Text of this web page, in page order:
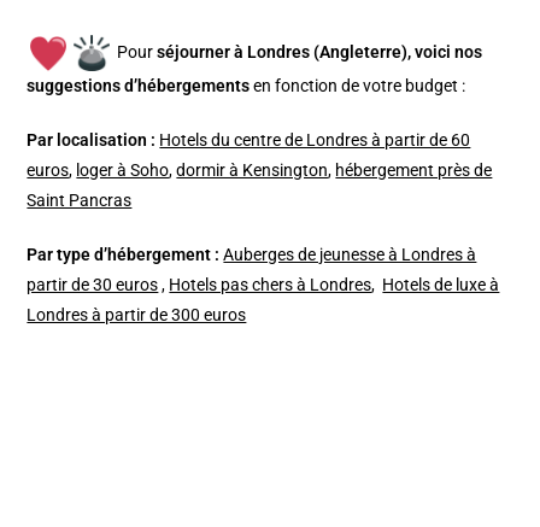
Pourséjourner à Londres (Angleterre), voici nos
suggestions d’hébergements en fonction de votre budget :
Par localisation : Hotels du centre de Londres à partir de 60
euros, loger à Soho,dormir à Kensington, hébergement près de
Saint Pancras
Par type d’hébergement : Auberges de jeunesse à Londres à
partir de 30 euros, Hotels pas chers à Londres, Hotels de luxe à
Londres à partir de 300 euros